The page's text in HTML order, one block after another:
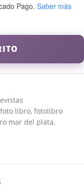
Pago. Saber más
foto libro, fotolibro
mar del plata,